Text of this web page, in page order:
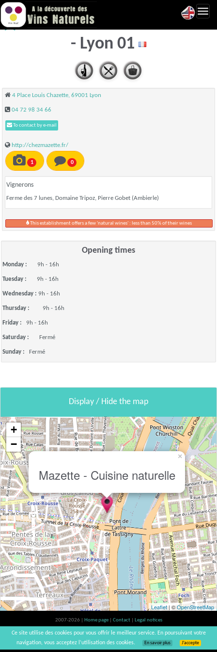
Mazette - Cuisine naturelle
- Lyon 01
4 Place Louis Chazette, 69001 Lyon
04 72 98 34 66
To contact by e-mail
http://chezmazette.fr/
1 0
Vignerons
Ferme des 7 lunes, Domaine Tripoz, Pierre Gobet (Ambierle)
This establishment offers a few 'natural wines' : less than 50% of their wines
Opening times
Monday : 9h - 16h
Tuesday : 9h - 16h
Wednesday : 9h - 16h
Thursday : 9h - 16h
Friday : 9h - 16h
Saturday : Fermé
Sunday : Fermé
Display / Hide the map
Mazette - Cuisine naturelle
×
+
−
Leaflet| ©OpenStreetMap
2007-2026 | Home page Contact
Legal notices
Alcohol abuse is bad for your health, please consume in moderation | vinsnaturels |
v3.12
Ce site utilise des cookies pour vous offrir le meilleur service. En poursuivant votre
navigation, vous acceptez l’utilisation des cookies.
En savoir plus J’accepte